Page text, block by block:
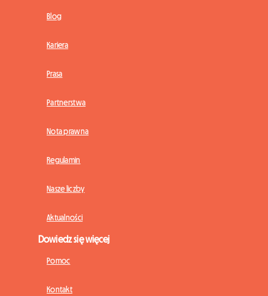
Blog
Kariera
Prasa
Partnerstwa
Nota prawna
Regulamin
Nasze liczby
Aktualności
Dowiedz się więcej
Pomoc
Kontakt